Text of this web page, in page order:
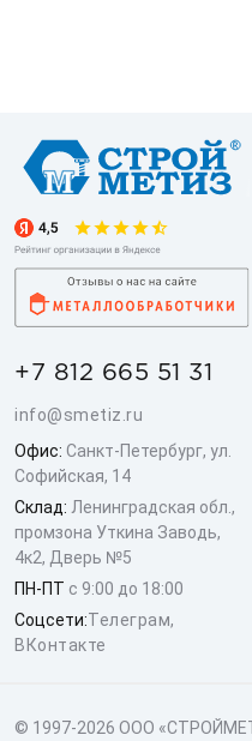
+7 812 665 51 31
info@smetiz.ru
Офис: Санкт-Петербург, ул.
Софийская, 14
Склад: Ленинградская обл.,
промзона Уткина Заводь,
4к2, Дверь №5
ПН-ПТ с 9:00 до 18:00
Соцсети:Телеграм,
ВКонтакте
© 1997-2026 ООО